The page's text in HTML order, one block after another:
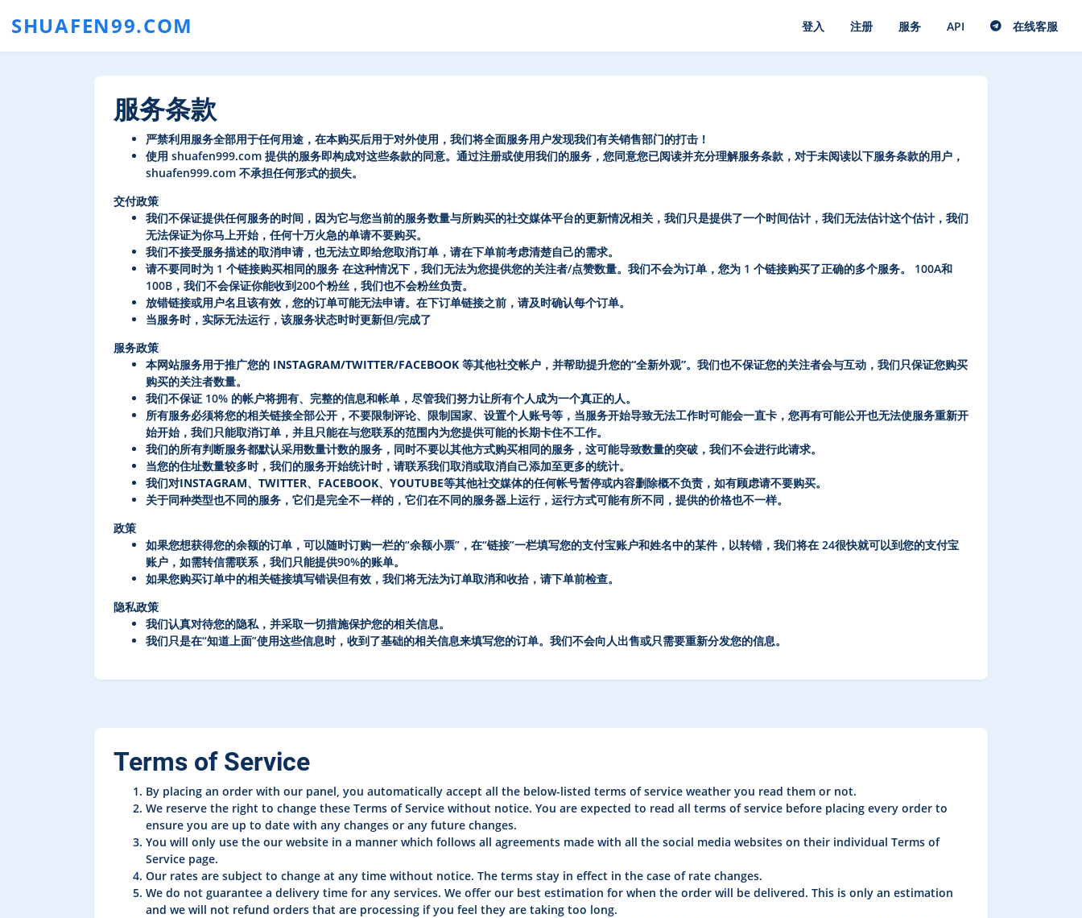
SHUAFEN99.COM 登入 注册 服务 API 在线客服
服务条款
严禁利用服务全部用于任何用途，在本购买后用于对外使用，我们将全面服务用户发现我们有关销售部门的打击！
使用 shuafen999.com 提供的服务即构成对这些条款的同意。通过注册或使用我们的服务，您同意您已阅读并充分理解服务条款，对于未阅读以下服务条款的用户，
shuafen999.com 不承担任何形式的损失。
交付政策
我们不保证提供任何服务的时间，因为它与您当前的服务数量与所购买的社交媒体平台的更新情况相关，我们只是提供了一个时间估计，我们无法估计这个估计，我们
无法保证为你马上开始，任何十万火急的单请不要购买。
我们不接受服务描述的取消申请，也无法立即给您取消订单，请在下单前考虑清楚自己的需求。
请不要同时为 1 个链接购买相同的服务 在这种情况下，我们无法为您提供您的关注者/点赞数量。我们不会为订单，您为 1 个链接购买了正确的多个服务。 100A和
100​​B，我们不会保证你能收到200个粉丝，我们也不会粉丝负责。
放错链接或用户名且该有效，您的订单可能无法申请。在下订单链接之前，请及时确认每个订单。
当服务时，实际无法运行，该服务状态时时更新但/完成了
服务政策
本网站服务用于推广您的 INSTAGRAM/TWITTER/FACEBOOK 等其他社交帐户，并帮助提升您的“全新外观”。 我们也不保证您的关注者会与互动，我们只保证您购买
购买的关注者数量。
我们不保证 10% 的帐户将拥有、完整的信息和帐单，尽管我们努力让所有个人成为一个真正的人。
所有服务必须将您的相关链接全部公开，不要限制评论、限制国家、设置个人账号等，当服务开始导致无法工作时可能会一直卡，您再有可能公开也无法使服务重新开
始开始，我们只能取消订单，并且只能在与您联系的范围内为您提供可能的长期卡住不工作。
我们的所有判断服务都默认采用数量计数的服务，同时不要以其他方式购买相同的服务，这可能导致数量的突破，我们不会进行此请求。
当您的住址数量较多时，我们的服务开始统计时，请联系我们取消或取消自己添加至更多的统计。
我们对INSTAGRAM、TWITTER、FACEBOOK、YOUTUBE等其他社交媒体的任何帐号暂停或内容删除概不负责，如有顾虑请不要购买。
关于同种类型也不同的服务，它们是完全不一样的，它们在不同的服务器上运行，运行方式可能有所不同，提供的价格也不一样。
政策
如果您想获得您的余额的订单，可以随时订购一栏的“余额小票”，在“链接”一栏填写您的支付宝账户和姓名中的某件，以转错，我们将在 24很快就可以到您的支付宝
账户，如需转信需联系，我们只能提供90%的账单。
如果您购买订单中的相关链接填写错误但有效，我们将无法为订单取消和收拾，请下单前检查。
隐私政策
我们认真对待您的隐私，并采取一切措施保护您的相关信息。
我们只是在“知道上面”使用这些信息时， 收到了基础的相关信息来填写您的订单。我们不会向人出售或只需要重新分发您的信息。
Terms of Service
By placing an order with our panel, you automatically accept all the below-listed terms of service weather you read them or not.
We reserve the right to change these Terms of Service without notice. You are expected to read all terms of service before placing every order to
ensure you are up to date with any changes or any future changes.
You will only use the our website in a manner which follows all agreements made with all the social media websites on their individual Terms of
Service page.
Our rates are subject to change at any time without notice. The terms stay in effect in the case of rate changes.
We do not guarantee a delivery time for any services. We offer our best estimation for when the order will be delivered. This is only an estimation
and we will not refund orders that are processing if you feel they are taking too long.